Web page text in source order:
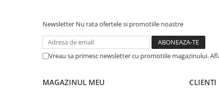
Newsletter Nu rata ofertele si promotiile noastre
Vreau sa primesc newsletter cu promotiile magazinului.
MAGAZINUL MEU CLIENTI